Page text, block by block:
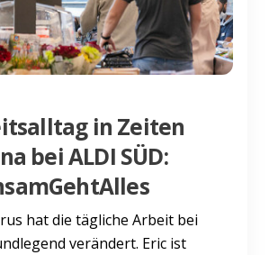
in Zeiten
bei ALDI SÜD:
hat die tägliche Arbeit bei
verändert. Eric ist